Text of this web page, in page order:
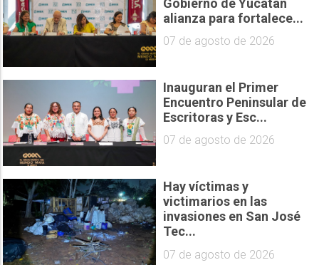
alianza para fortalece...
07 de agosto de 2026
Inauguran el Primer
Encuentro Peninsular de
Escritoras y Esc...
07 de agosto de 2026
Hay víctimas y
victimarios en las
invasiones en San José
Tec...
07 de agosto de 2026